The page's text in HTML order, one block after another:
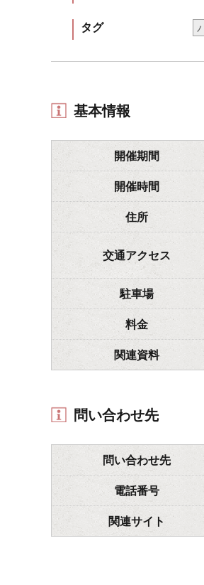
タグ
基本情報
開催期間
開催時間
住所
交通アクセス
駐車場
料金
関連資料
問い合わせ先
問い合わせ先
電話番号
関連サイト